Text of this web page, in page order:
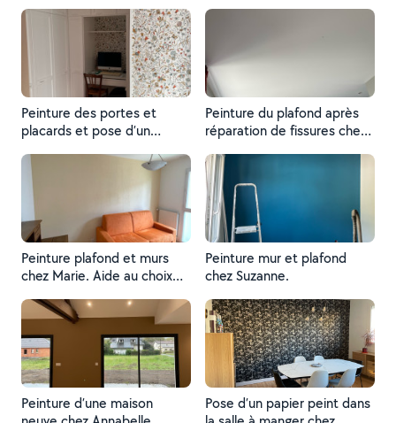
studio de Sylvie.
Peinture des portes et
placards et pose d’un
Philippe.
Peinture du plafond après
réparation de fissures chez
Peinture plafond et murs
chez Marie. Aide au choix
Peinture mur et plafond
chez Suzanne.
Peinture d’une maison
Pose d’un papier peint dans